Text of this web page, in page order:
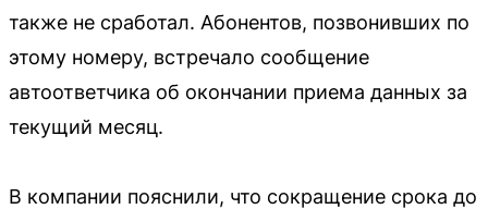
также не сработал. Абонентов, позвонивших по
этому номеру, встречало сообщение
автоответчика об окончании приема данных за
текущий месяц.
В компании пояснили, что сокращение срока до